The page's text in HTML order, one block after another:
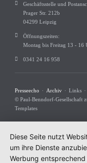
Geschäftsstelle und
Prager Str. 212b
04299 Leipzig
Öffnungszeiten:
Montag bis Freitag 13 - 16
0341 24 16 958
Navigation
überspringen
Presseecho Archiv Links
© Paul-Benndorf-Gesellschaft
Templates
Diese Seite nutzt
um ihre Dienste
Werbung